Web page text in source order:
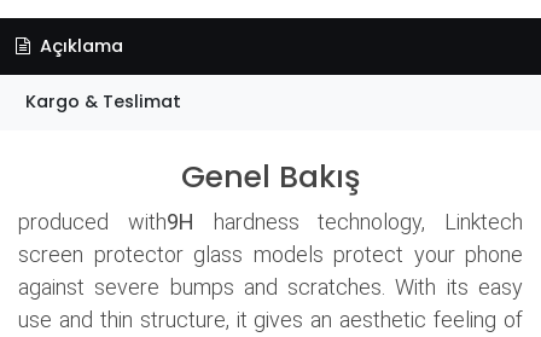
Açıklama
Kargo & Teslimat
Genel Bakış
produced with9H hardness technology, Linktech
screen protector glass models protect your phone
against severe bumps and scratches. With its easy
use and thin structure, it gives an aesthetic feeling of